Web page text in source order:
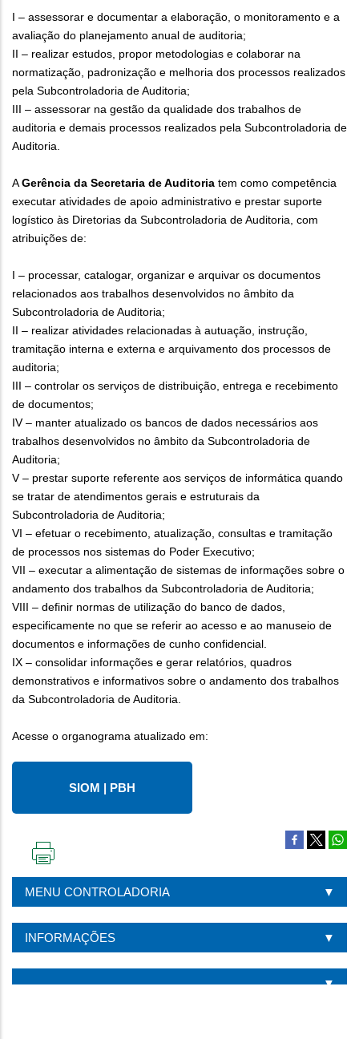
I – assessorar e documentar a elaboração, o monitoramento e a
avaliação do planejamento anual de auditoria;
II – realizar estudos, propor metodologias e colaborar na
normatização, padronização e melhoria dos processos realizados
pela Subcontroladoria de Auditoria;
III – assessorar na gestão da qualidade dos trabalhos de
auditoria e demais processos realizados pela Subcontroladoria de
Auditoria.
AGerência da Secretaria de Auditoria tem como competência
executar atividades de apoio administrativo e prestar suporte
logístico às Diretorias da Subcontroladoria de Auditoria, com
atribuições de:
I – processar, catalogar, organizar e arquivar os documentos
relacionados aos trabalhos desenvolvidos no âmbito da
Subcontroladoria de Auditoria;
II – realizar atividades relacionadas à autuação, instrução,
tramitação interna e externa e arquivamento dos processos de
auditoria;
III – controlar os serviços de distribuição, entrega e recebimento
de documentos;
IV – manter atualizado os bancos de dados necessários aos
trabalhos desenvolvidos no âmbito da Subcontroladoria de
Auditoria;
V – prestar suporte referente aos serviços de informática quando
se tratar de atendimentos gerais e estruturais da
Subcontroladoria de Auditoria;
VI – efetuar o recebimento, atualização, consultas e tramitação
de processos nos sistemas do Poder Executivo;
VII – executar a alimentação de sistemas de informações sobre o
andamento dos trabalhos da Subcontroladoria de Auditoria;
VIII – definir normas de utilização do banco de dados,
especificamente no que se referir ao acesso e ao manuseio de
documentos e informações de cunho confidencial.
IX – consolidar informações e gerar relatórios, quadros
demonstrativos e informativos sobre o andamento dos trabalhos
da Subcontroladoria de Auditoria.
Acesse o organograma atualizado em:
SIOM | PBH
PÁGINA
MENU CONTROLADORIA
INFORMAÇÕES